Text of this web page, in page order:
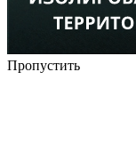
Пропустить